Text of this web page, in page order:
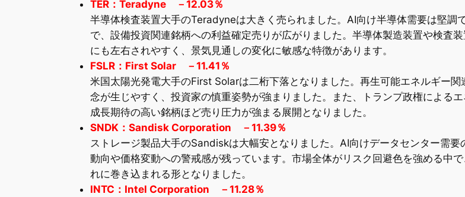
TER：Teradyne －12.03％
半導体検査装置大手のTeradyneは大きく売られました。AI向け半導体需要は堅調
で、設備投資関連銘柄への利益確定売りが広がりました。半導体製造装置や検査
にも左右されやすく、景気見通しの変化に敏感な特徴があります。
FSLR：First Solar －11.41％
米国太陽光発電大手のFirst Solarは二桁下落となりました。再生可能エネルギー
念が生じやすく、投資家の慎重姿勢が強まりました。また、トランプ政権による
成長期待の高い銘柄ほど売り圧力が強まる展開となりました。
SNDK：Sandisk Corporation －11.39％
ストレージ製品大手のSandiskは大幅安となりました。AI向けデータセンター需
動向や価格変動への警戒感が残っています。市場全体がリスク回避色を強める中
れに巻き込まれる形となりました。
INTC：Intel Corporation －11.28％